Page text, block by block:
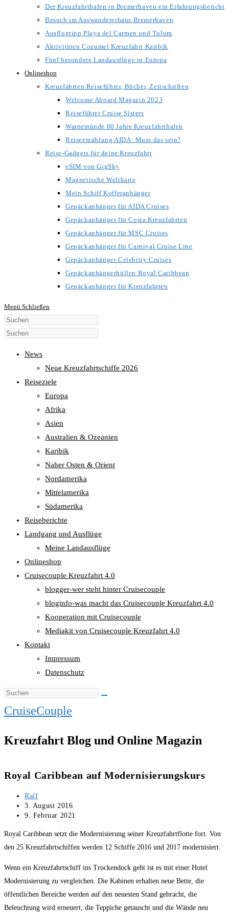
Der Kreuzfahrthafen in Bremerhaven ein Erfahrungsbericht
Besuch im Auswandererhaus Bremerhaven
Ausflugtipp Playa del Carmen und Tulum
Aktivitäten Cozumel Kreuzfahrt Karibik
Fünf besondere Landausflüge in Europa
Onlineshop
Kreuzfahrten Reiseführer, Bücher, Zeitschriften
Welcome Aboard Magazin 2023
Reiseführer Cruise Sisters
Warnemünde 60 Jahre Kreuzfahrthafen
Reiseerzählung AIDA: Muss das sein?
Reise-Gadgets für deine Kreuzfahrt
eSIM von GigSky
Magnetische Weltkarte
Mein Schiff Kofferanhänger
Gepäckanhänger für AIDA Cruises
Gepäckanhänger für Costa Kreuzfahrten
Gepäckanhänger für MSC Cruises
Gepäckanhänger für Carnival Cruise Line
Gepäckanhänger Celebrity Cruises
Gepäckanhängerhüllen Royal Caribbean
Gepäckanhänger für Kreuzfahrten
Menü Schließen
Diese
Website
News
Neue Kreuzfahrtschiffe 2026
Reiseziele
Europa
Afrika
Asien
Australien & Ozeanien
Karibik
Naher Osten & Orient
Nordamerika
Mittelamerika
Südamerika
Reiseberichte
Landgang und Ausflüge
Meine Landausflüge
Onlineshop
Cruisecouple Kreuzfahrt 4.0
blogger-wer steht hinter Cruisecouple
bloginfo-was macht das Cruisecouple Kreuzfahrt 4.0
Kooperation mit Cruisecouple
Mediakit von Cruisecouple Kreuzfahrt 4.0
Kontakt
Impressum
Datenschutz
CruiseCouple
Kreuzfahrt Blog und Online Magazin
Royal Caribbean auf Modernisierungskurs
Beitrags-
Autor:
Ralf
Beitrag
veröffentlicht:
3. August 2016
Beitrag
geändert
am:
9. Februar 2021
Royal Caribbean setzt die Modernisierung seiner Kreuzfahrtflotte fort. Von
den 25 Kreuzfahrtschiffen werden 12 Schiffe 2016 und 2017 modernisiert.
Wenn ein Kreuzfahrtschiff ins Trockendock geht ist es mit einer Hotel
Modernisierung zu vergleichen. Die Kabinen erhalten neue Bette, die
öffentlichen Bereiche werden auf den neuesten Stand gebracht, die
Beleuchtung wird erneuert, die Teppiche getauscht und die Wände neu